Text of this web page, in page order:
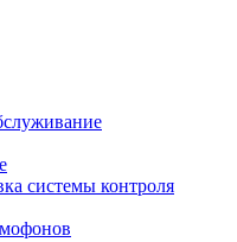
системы контроля